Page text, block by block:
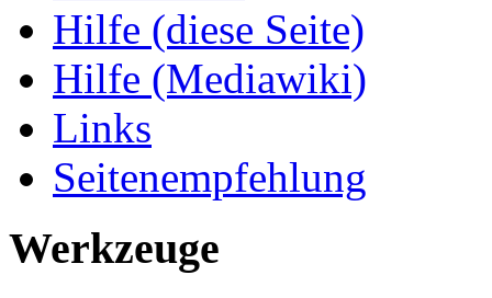
Hilfe (diese Seite)
Hilfe (Mediawiki)
Links
Seitenempfehlung
Werkzeuge